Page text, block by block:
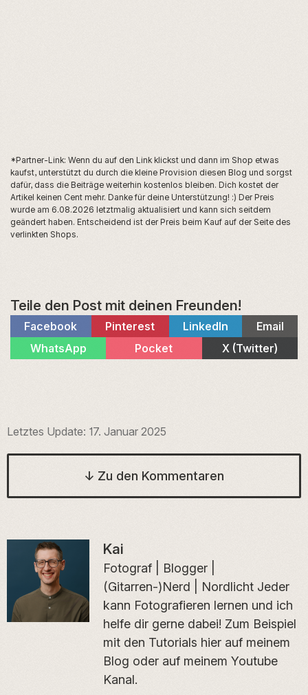
*Partner-Link: Wenn du auf den Link klickst und dann im Shop etwas
kaufst, unterstützt du durch die kleine Provision diesen Blog und sorgst
dafür, dass die Beiträge weiterhin kostenlos bleiben. Dich kostet der
Artikel keinen Cent mehr. Danke für deine Unterstützung! :) Der Preis
wurde am 6.08.2026 letztmalig aktualisiert und kann sich seitdem
geändert haben. Entscheidend ist der Preis beim Kauf auf der Seite des
verlinkten Shops.
Teile den Post mit deinen Freunden!
Share
on
Facebook
Share
on
Pinterest
Share
on
LinkedIn
Share
on
Email
Share
on
WhatsApp
Share
on
Pocket
Share
on
X (Twitter)
Letztes Update: 17. Januar 2025
↓ Zu den Kommentaren
Kai
Fotograf | Blogger |
(Gitarren-)Nerd | Nordlicht Jeder
kann Fotografieren lernen und ich
helfe dir gerne dabei! Zum Beispiel
mit den Tutorials hier auf meinem
Blog oder auf meinem Youtube
Kanal.